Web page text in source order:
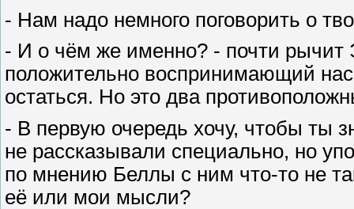
- Нам надо немного поговорить о
- И о чём же именно? - почти рычит
положительно воспринимающий
остаться. Но это два
- В первую очередь хочу, чтобы ты
не рассказывали специально, но
по мнению Беллы с ним что-то не
её или мои мысли?